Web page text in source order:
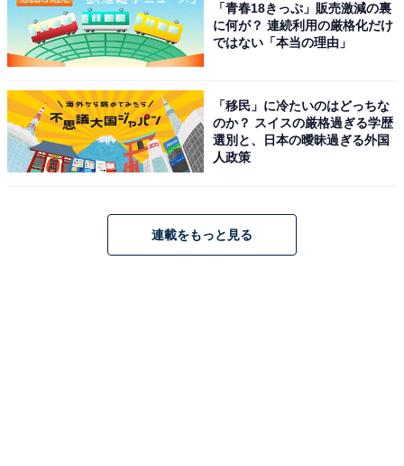
「青春18きっぷ」販売激減の裏
に何が？ 連続利用の厳格化だけ
ではない「本当の理由」
「移民」に冷たいのはどっちな
のか？ スイスの厳格過ぎる学歴
選別と、日本の曖昧過ぎる外国
人政策
連載をもっと見る